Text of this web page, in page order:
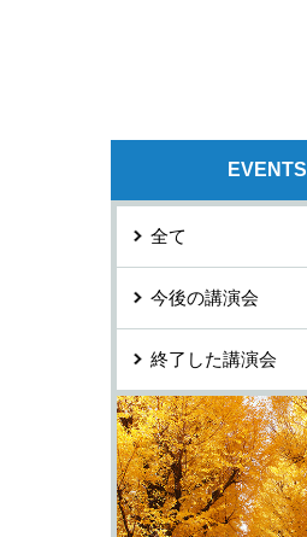
EVENTS
全て
今後の講演会
終了した講演会